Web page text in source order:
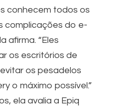
conhecem todos os
complicações do e-
afirma. “Eles
os escritórios de
os pesadelos
o máximo possível.”
ela avalia a Epiq